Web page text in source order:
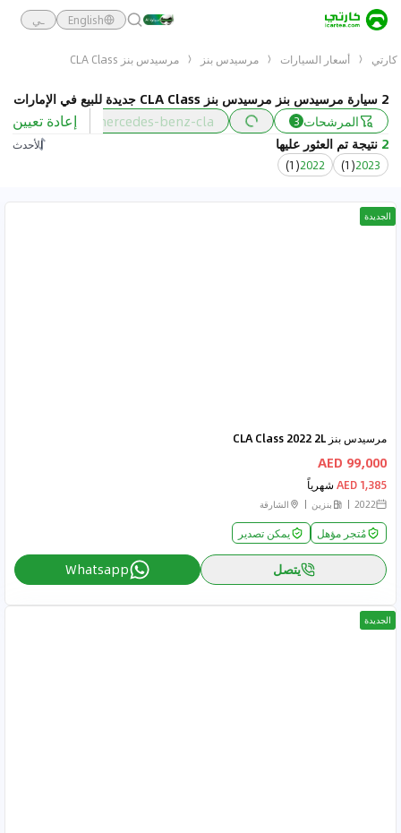
English ـي
كارتي أسعار السيارات مرسيدس بنز مرسيدس بنز CLA Class
2 سيارة مرسيدس بنز مرسيدس بنز CLA Class جديدة للبيع في الإمارات
المرشحات 3
mercedes-benz-cla السعر
إعادة تعيين
2 نتيجة تم العثور عليها
الأحدث
2023
(
1
)
2022
(
1
)
الجديدة
مرسيدس بنز CLA Class 2022 2L
99,000 AED
1,385 AED شهرياً
2022 بنزين الشارقة
مُتجر مؤهل يمكن تصدير
يتصل Whatsapp
الجديدة